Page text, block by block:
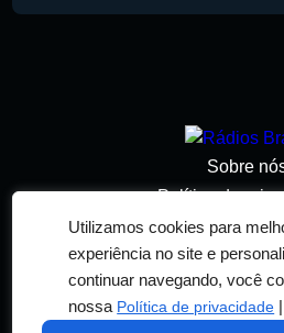
Utilizamos cookies para
experiência no site e
continuar navegando, você
nossa Política de privacidade
Sobre
Política de
Termos de
Adicionar
Contato
© 2026 RÁDIOS BRASIL. TODOS
RESERVADOS. DESENVOLVIDO